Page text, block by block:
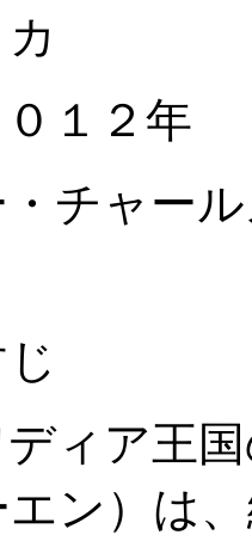
１２年
チャー
ィア王
ン）は